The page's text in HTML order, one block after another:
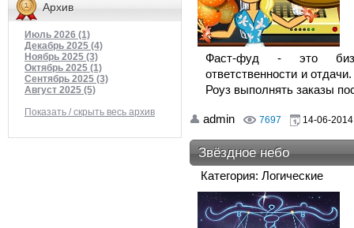
Архив
Июль 2026 (1)
Декабрь 2025 (4)
Ноябрь 2025 (3)
Октябрь 2025 (1)
Сентябрь 2025 (3)
Август 2025 (5)
Показать / скрыть весь архив
Фаст-фуд - это
ответственности и
Роуз выполнять заказы
admin 7697 14-06-
Звёздное небо
Категория: Логические